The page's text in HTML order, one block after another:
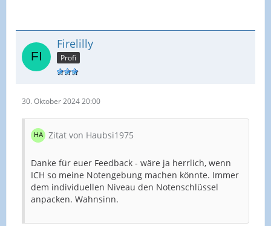
Firelilly
Profi
30. Oktober 2024 20:00
Zitat von Haubsi1975
Danke für euer Feedback - wäre ja herrlich, wenn
ICH so meine Notengebung machen könnte. Immer
dem individuellen Niveau den Notenschlüssel
anpacken. Wahnsinn.